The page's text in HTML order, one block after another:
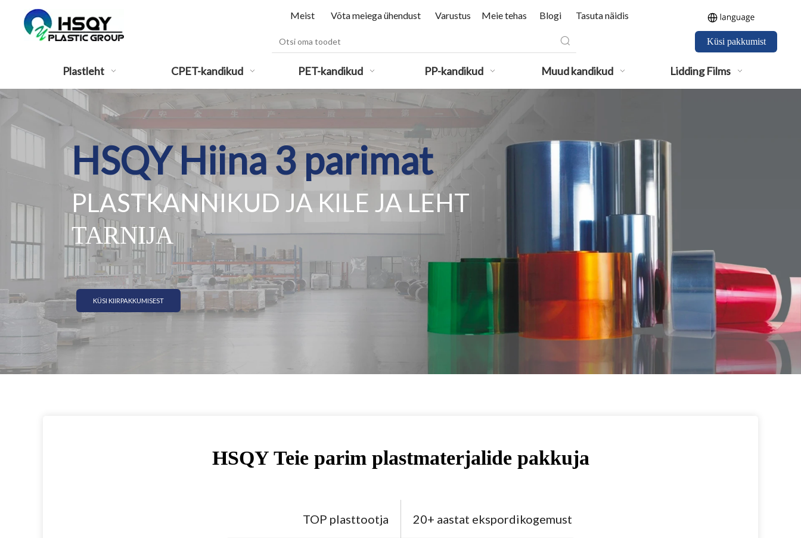
Meist Võta meiega ühendust Varustus Meie tehas Blogi Tasuta näidis
Küsi pakkumist
Plastleht CPET-kandikud PET-kandikud PP-kandikud Muud kandikud Lidding Films
KÜSI KIIRPAKKUMISEST
HSQY Hiina 3 parimat
PLASTKANNIKUD JA KILE JA LEHT
TARNIJA
HSQY Teie parim plastmaterjalide pakkuja
TOP plasttootja 20+ aastat ekspordikogemust